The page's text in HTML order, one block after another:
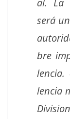
al. La
será
bre
len­cia.
len­cia